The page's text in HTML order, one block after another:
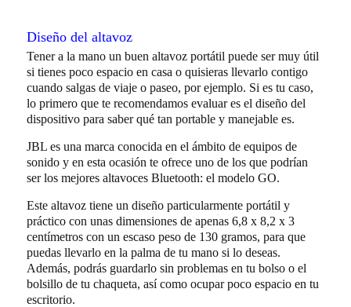
Diseño del altavoz
Tener a la mano un buen altavoz portátil puede ser muy útil
si tienes poco espacio en casa o quisieras llevarlo contigo
cuando salgas de viaje o paseo, por ejemplo. Si es tu caso,
lo primero que te recomendamos evaluar es el diseño del
dispositivo para saber qué tan portable y manejable es.
JBL es una marca conocida en el ámbito de equipos de
sonido y en esta ocasión te ofrece uno de los que podrían
ser los mejores altavoces Bluetooth: el modelo GO.
Este altavoz tiene un diseño particularmente portátil y
práctico con unas dimensiones de apenas 6,8 x 8,2 x 3
centímetros con un escaso peso de 130 gramos, para que
puedas llevarlo en la palma de tu mano si lo deseas.
Además, podrás guardarlo sin problemas en tu bolso o el
bolsillo de tu chaqueta, así como ocupar poco espacio en tu
escritorio.